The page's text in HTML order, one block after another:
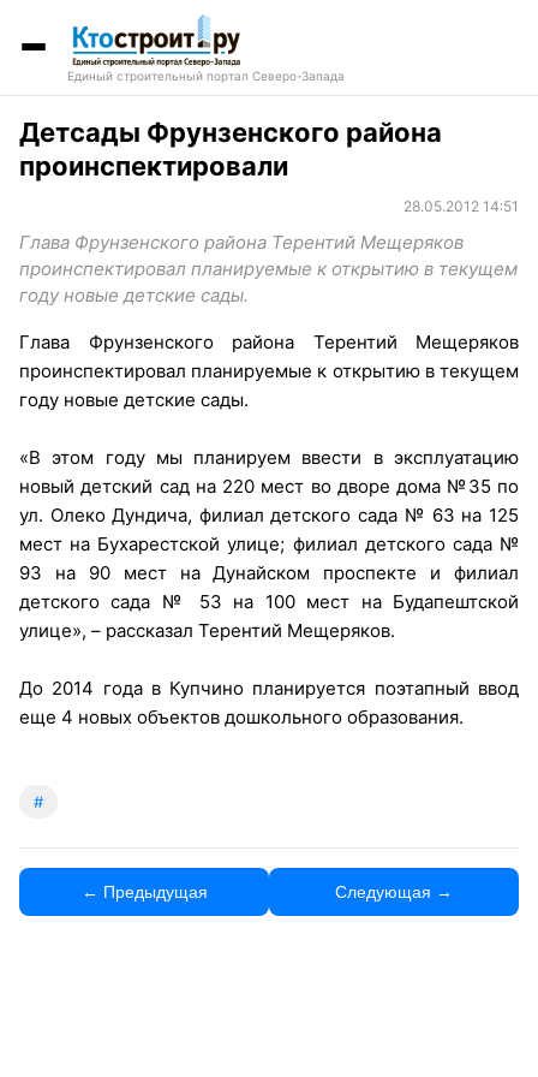
Единый строительный портал Северо-Запада
Детсады Фрунзенского района
проинспектировали
28.05.2012 14:51
Глава Фрунзенского района Терентий Мещеряков
проинспектировал планируемые к открытию в текущем
году новые детские сады.
Глава Фрунзенского района Терентий Мещеряков
проинспектировал планируемые к открытию в текущем
году новые детские сады.
«В этом году мы планируем ввести в эксплуатацию
новый детский сад на 220 мест во дворе дома №35 по
ул. Олеко Дундича, филиал детского сада № 63 на 125
мест на Бухарестской улице; филиал детского сада №
93 на 90 мест на Дунайском проспекте и филиал
детского сада № 53 на 100 мест на Будапештской
улице», – рассказал Терентий Мещеряков.
До 2014 года в Купчино планируется поэтапный ввод
еще 4 новых объектов дошкольного образования.
#
← Предыдущая Следующая →